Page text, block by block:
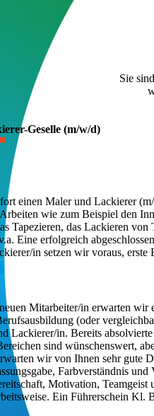
Sie
Geselle (m/w/d)
einen Maler und Lackierer
wie zum Beispiel den
Tapezieren, das Lackieren von
Eine erfolgreich
in setzen wir voraus, erste
Mitarbeiter/in erwarten wir
(oder
Lackierer/in. Bereits
sind wünschenswert,
wir von Ihnen sehr gute
Farbverständnis und
Motivation, Teamgeist
Ein Führerschein Kl.